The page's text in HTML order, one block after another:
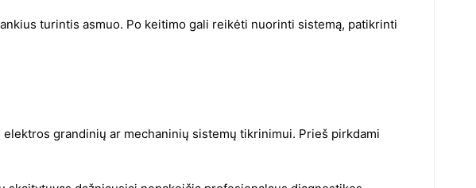
turintis asmuo. Po keitimo gali reikėti nuorinti sistemą, patikrinti
grandinių ar mechaninių sistemų tikrinimui. Prieš pirkdami